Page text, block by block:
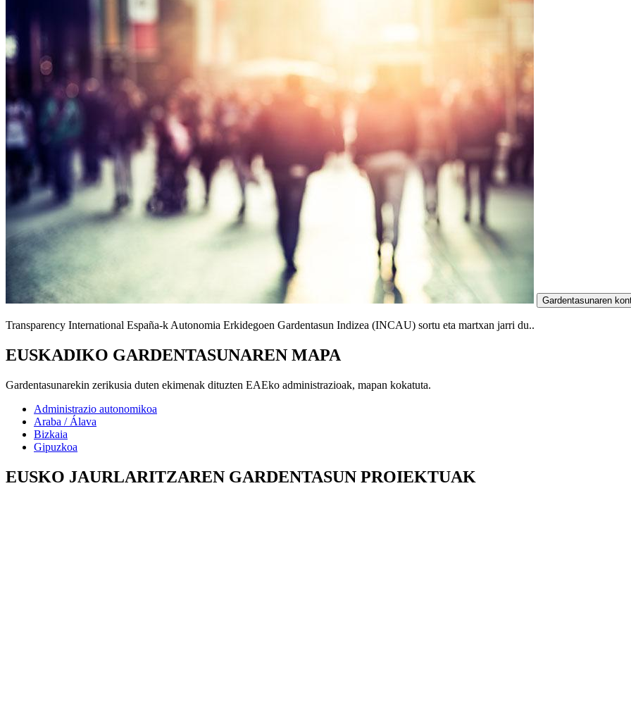
Gardentasunaren
Transparency International España-k Autonomia Erkidegoen Gardentasun Indizea (INCAU) sortu eta martxan jarri du..
EUSKADIKO GARDENTASUNAREN MAPA
Gardentasunarekin zerikusia duten ekimenak dituzten EAEko administrazioak, mapan kokatuta.
Administrazio autonomikoa
Araba / Álava
Bizkaia
Gipuzkoa
EUSKO JAURLARITZAREN GARDENTASUN PROIEKTUAK